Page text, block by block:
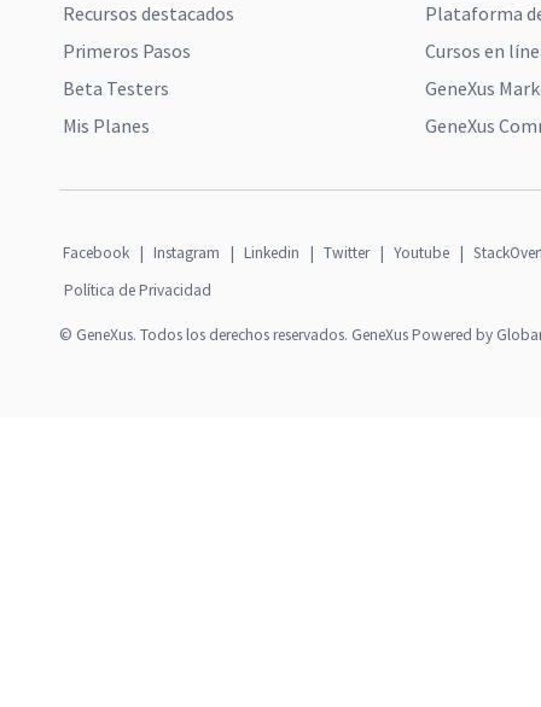
Recursos destacados
Primeros Pasos
Beta Testers
Mis Planes
Plataforma
Cursos en
GeneXus
GeneXus
Facebook | Instagram | Linkedin | Twitter | Youtube |
Política de Privacidad
© GeneXus. Todos los derechos reservados. GeneXus Powered by